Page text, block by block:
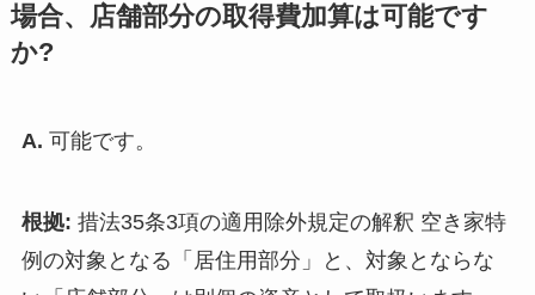
場合、店舗部分の取得費加算は可能です
か?
A. 可能です。
根拠: 措法35条3項の適用除外規定の解釈 空き家特
例の対象となる「居住用部分」と、対象とならな